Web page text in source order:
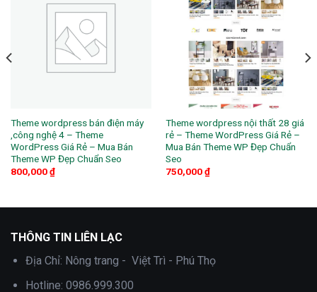
Theme wordpress bán điện máy
,công nghệ 4 – Theme
WordPress Giá Rẻ – Mua Bán
Theme WP Đẹp Chuẩn Seo
800,000₫
Theme wordpress nội thất 28 giá
rẻ – Theme WordPress Giá Rẻ –
Mua Bán Theme WP Đẹp Chuẩn
Seo
750,000₫
THÔNG TIN LIÊN LẠC
Địa Chỉ: Nông trang - Việt Trì - Phú Thọ
Hotline: 0986.999.300